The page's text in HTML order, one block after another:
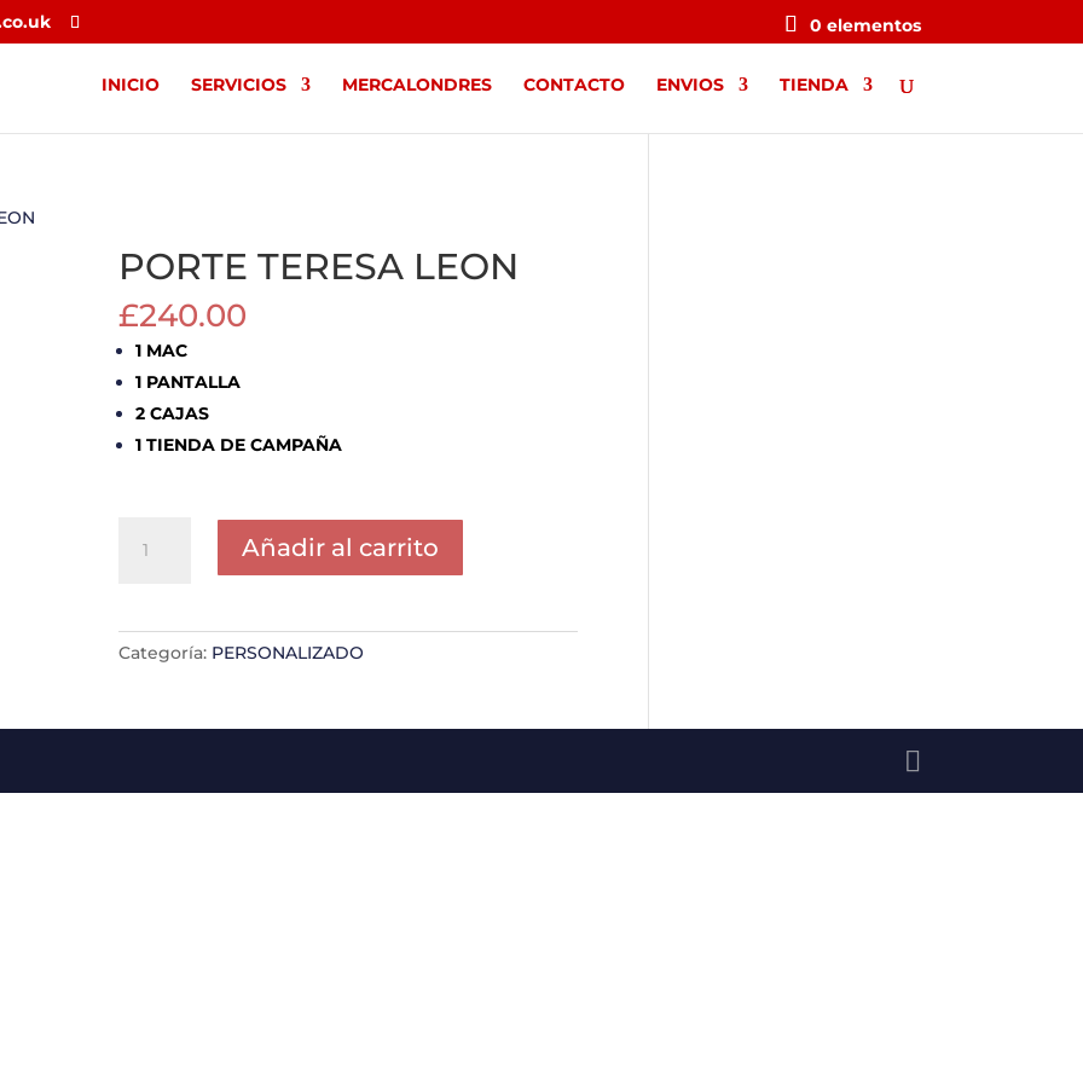
0 elementos
INICIO SERVICIOS MERCALONDRES CONTACTO ENVIOS TIENDA
PORTE TERESA LEON
£240.00
1 MAC
1 PANTALLA
2 CAJAS
1 TIENDA DE CAMPAÑA
TERESA
Añadir al carrito
Categoría: PERSONALIZADO